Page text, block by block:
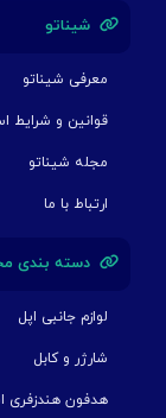
شیناتو
معرفی شیناتو
قوانین و شرایط
مجله شیناتو
ارتباط با ما
دسته بندی
لوازم جانبی اپل
شارژر و کابل
هدفون هندزفری